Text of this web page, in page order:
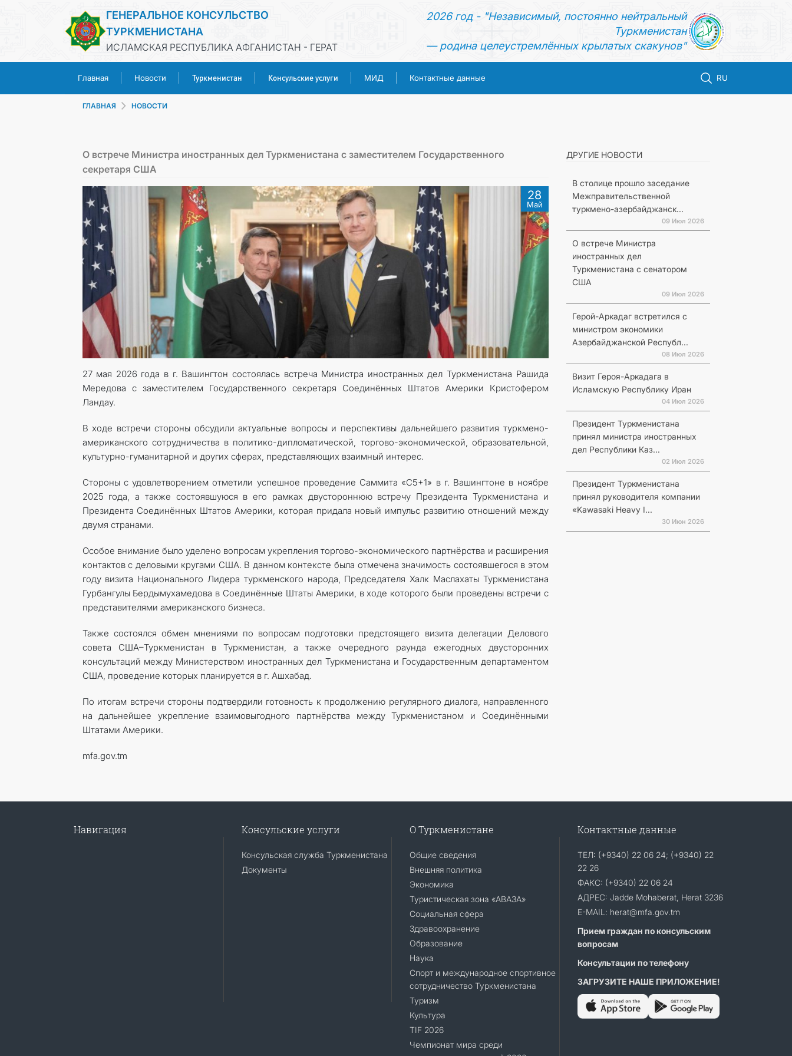
ГЕНЕРАЛЬНОЕ КОНСУЛЬСТВО
ТУРКМЕНИСТАНА
ИСЛАМСКАЯ РЕСПУБЛИКА АФГАНИСТАН - ГЕРАТ
2026 год - "Независимый, постоянно нейтральный
Туркменистан
— родина целеустремлённых крылатых скакунов"
Главная Новости Туркменистан Консульские услуги МИД Контактные данные RU
КОНСУЛЬСКИЕ УСЛУГИ
КОНТАКТНЫЕ ДАННЫЕ
ГЛАВНАЯ НОВОСТИ
О встрече Министра иностранных дел Туркменистана с заместителем Государственного
секретаря США
28
Май
27 мая 2026 года в г. Вашингтон состоялась встреча Министра иностранных дел Туркменистана Рашида
Мередова с заместителем Государственного секретаря Соединённых Штатов Америки Кристофером
Ландау.
В ходе встречи стороны обсудили актуальные вопросы и перспективы дальнейшего развития туркмено-
американского сотрудничества в политико-дипломатической, торгово-экономической, образовательной,
культурно-гуманитарной и других сферах, представляющих взаимный интерес.
Стороны с удовлетворением отметили успешное проведение Саммита «C5+1» в г. Вашингтоне в ноябре
2025 года, а также состоявшуюся в его рамках двустороннюю встречу Президента Туркменистана и
Президента Соединённых Штатов Америки, которая придала новый импульс развитию отношений между
двумя странами.
Особое внимание было уделено вопросам укрепления торгово-экономического партнёрства и расширения
контактов с деловыми кругами США. В данном контексте была отмечена значимость состоявшегося в этом
году визита Национального Лидера туркменского народа, Председателя Халк Маслахаты Туркменистана
Гурбангулы Бердымухамедова в Соединённые Штаты Америки, в ходе которого были проведены встречи с
представителями американского бизнеса.
Также состоялся обмен мнениями по вопросам подготовки предстоящего визита делегации Делового
совета США–Туркменистан в Туркменистан, а также очередного раунда ежегодных двусторонних
консультаций между Министерством иностранных дел Туркменистана и Государственным департаментом
США, проведение которых планируется в г. Ашхабад.
По итогам встречи стороны подтвердили готовность к продолжению регулярного диалога, направленного
на дальнейшее укрепление взаимовыгодного партнёрства между Туркменистаном и Соединёнными
Штатами Америки.
mfa.gov.tm
ДРУГИЕ НОВОСТИ
В столице прошло заседание
Межправительственной
туркмено-азербайджанск...
09 Июл 2026
О встрече Министра
иностранных дел
Туркменистана с сенатором
США
09 Июл 2026
Герой-Аркадаг встретился с
министром экономики
Азербайджанской Республ...
08 Июл 2026
Визит Героя-Аркадага в
Исламскую Республику Иран
04 Июл 2026
Президент Туркменистана
принял министра иностранных
дел Республики Каз...
02 Июл 2026
Президент Туркменистана
принял руководителя компании
«Kawasaki Heavy I...
30 Июн 2026
Навигация Консульские услуги
Консульская служба Туркменистана
Документы
О Туркменистане
Общие сведения
Внешняя политика
Экономика
Туристическая зона «АВАЗА»
Социальная сфера
Здравоохранение
Образование
Наука
Спорт и международное спортивное
сотрудничество Туркменистана
Туризм
Культура
TIF 2026
Чемпионат мира среди
Контактные данные
ТЕЛ: (+9340) 22 06 24; (+9340) 22
22 26
ФАКС: (+9340) 22 06 24
АДРЕС: Jadde Mohaberat, Herat 3236
E-MAIL: herat@mfa.gov.tm
Прием граждан по консульским
вопросам
Консультации по телефону
ЗАГРУЗИТЕ НАШЕ ПРИЛОЖЕНИЕ!